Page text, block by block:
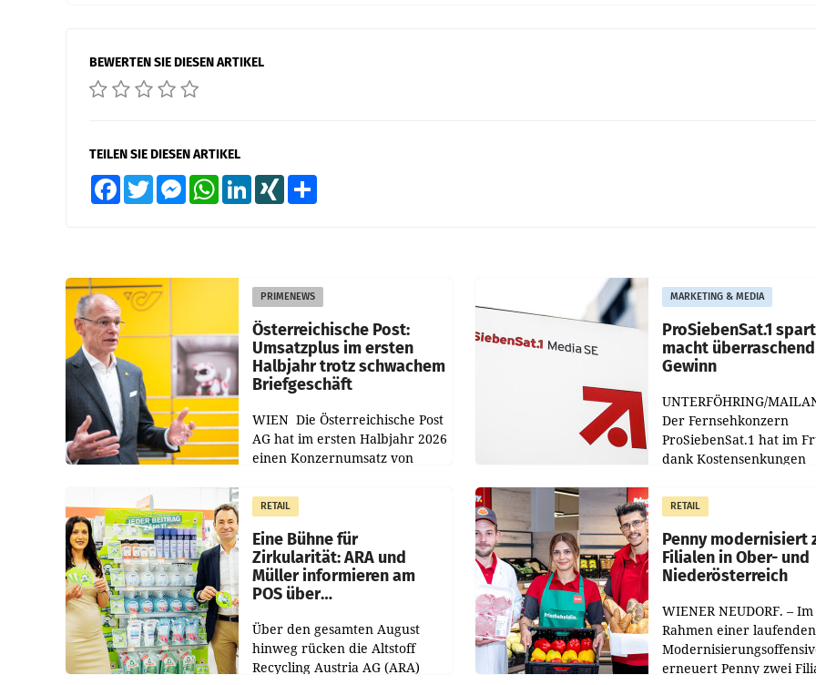
BEWERTEN SIE DIESEN ARTIKEL
TEILEN SIE DIESEN ARTIKEL
FacebookTwitter MessengerWhatsAppLinkedInXING
PRIMENEWS
Österreichische Post:
Umsatzplus im ersten
Halbjahr trotz schwachem
Briefgeschäft
WIEN Die Österreichische Post
AG hat im ersten Halbjahr 2026
einen Konzernumsatz von
erwirtschaftet, was einem Plus
von 3,8 Prozent gegenüber
dem Vergleichszeitraum
MARKETING & MEDIA
ProSiebenSat.1
macht
Gewinn
UNTERFÖHRING/
Der Fernsehkonzern
ProSiebenSat.1 hat im
dank Kostensenkungen
gemacht und die
Markterwartung deutlich
übertroffen.
RETAIL
Eine Bühne für
Zirkularität: ARA und
Müller informieren am
POS über
Über den gesamten August
hinweg rücken die Altstoff
Recycling Austria AG (ARA)
RETAIL
Penny modernisiert
Filialen in Ober- und
Niederösterreich
WIENER NEUDORF. – Im
Rahmen einer laufenden
erneuert Penny zwei